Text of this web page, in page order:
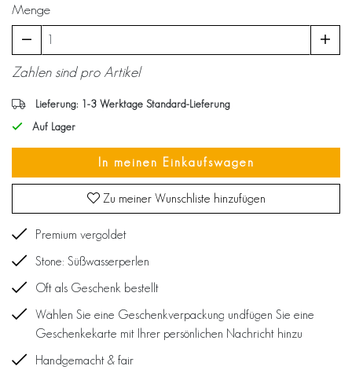
Menge
Zahlen sind pro Artikel
Lieferung: 1-3 Werktage Standard-Lieferung
Auf Lager
In meinen Einkaufswagen
Zu meiner Wunschliste hinzufügen
Premium vergoldet
Stone: Süßwasserperlen
Oft als Geschenk bestellt
Wählen Sie eine Geschenkverpackung undfügen Sie eine
Geschenkekarte mit Ihrer persönlichen Nachricht hinzu
Handgemacht & fair